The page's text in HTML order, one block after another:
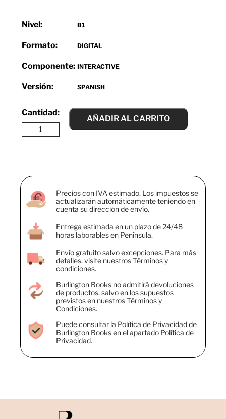
Nivel: B1
Formato: DIGITAL
Componente: INTERACTIVE
Versión: SPANISH
AÑADIR AL CARRITO
Precios con IVA estimado. Los impuestos se
actualizarán automáticamente teniendo en
cuenta su dirección de envío.
Entrega estimada en un plazo de 24/48
horas laborables en Península.
Envío gratuito salvo excepciones. Para más
detalles, visite nuestros Términos y
condiciones.
Burlington Books no admitirá devoluciones
de productos, salvo en los supuestos
previstos en nuestros Términos y
Condiciones.
Puede consultar la Política de Privacidad de
Burlington Books en el apartado Política de
Privacidad.